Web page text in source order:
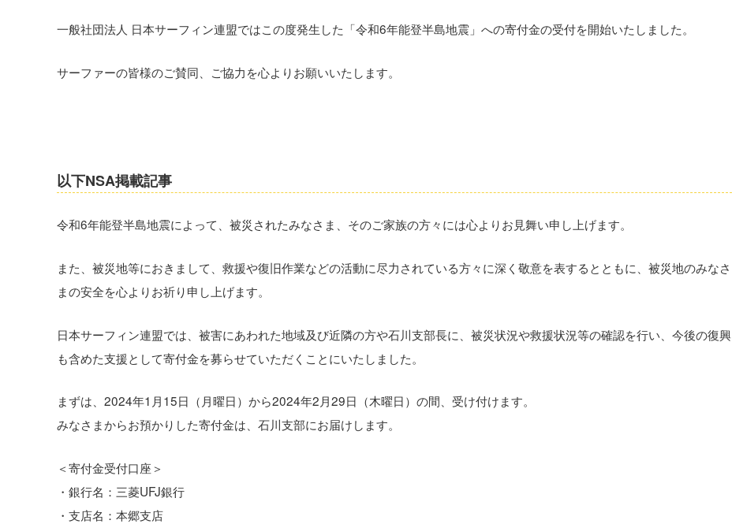
一般社団法人 日本サーフィン連盟ではこの度発生した「令和6年能登半島地震」への寄付金の受付を開始いたしました。
サーファーの皆様のご賛同、ご協力を心よりお願いいたします。
以下NSA掲載記事
令和6年能登半島地震によって、被災されたみなさま、そのご家族の方々には心よりお見舞い申し上げます。
また、被災地等におきまして、救援や復旧作業などの活動に尽力されている方々に深く敬意を表するとともに、被災地のみなさ
まの安全を心よりお祈り申し上げます。
日本サーフィン連盟では、被害にあわれた地域及び近隣の方や石川支部長に、被災状況や救援状況等の確認を行い、今後の復興
も含めた支援として寄付金を募らせていただくことにいたしました。
まずは、2024年1月15日（月曜日）から2024年2月29日（木曜日）の間、受け付けます。
みなさまからお預かりした寄付金は、石川支部にお届けします。
＜寄付金受付口座＞
・銀行名：三菱UFJ銀行
・支店名：本郷支店